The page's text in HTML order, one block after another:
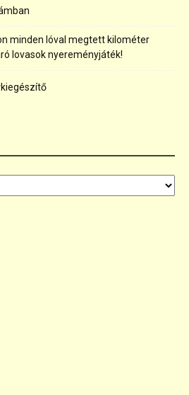
minden lóval megtett kilométer
lovasok nyereményjáték!